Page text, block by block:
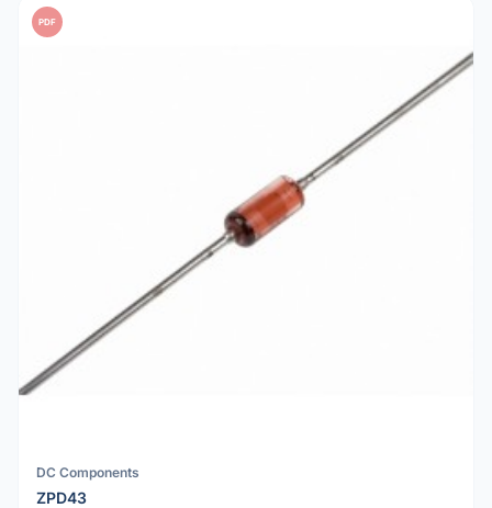
PDF
DC Components
ZPD43